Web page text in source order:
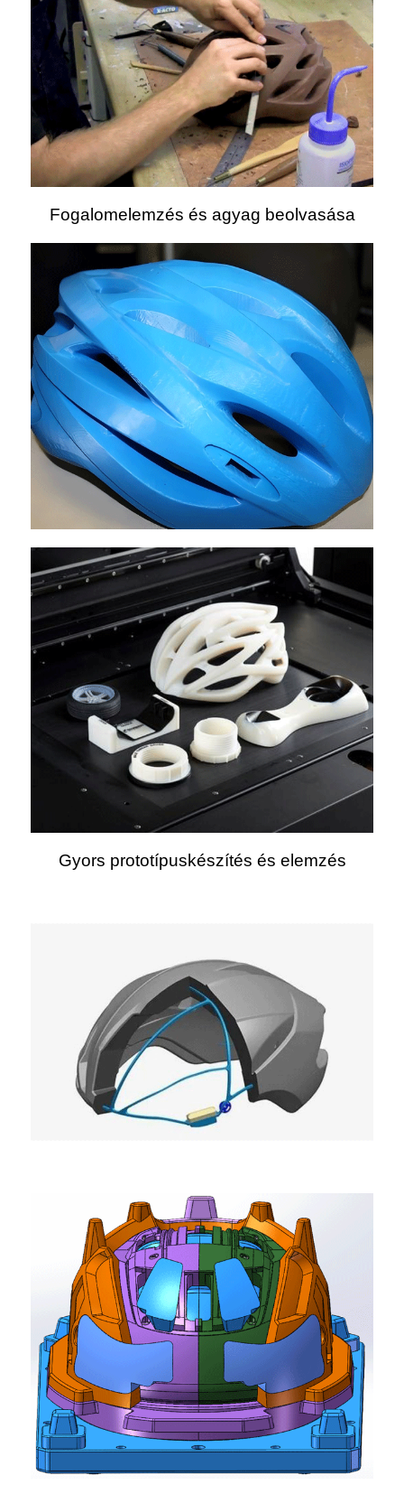
Fogalomelemzés és agyag beolvasása
Gyors prototípuskészítés és elemzés